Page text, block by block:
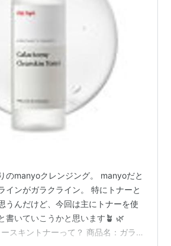
のmanyoクレンジング。 manyoだと
インがガラクライン。 特にトナーと
うんだけど、今回は主にトナーを使
書いていこうかと思います🪴 🌿
スキントナーって？ 商品名：ガラク